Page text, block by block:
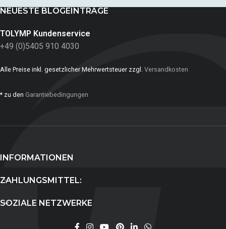
NEUESTE BLOGEINTRÄGE
TOLYMP Kundenservice
+49 (0)5405 910 4030
Alle Preise inkl. gesetzlicher Mehrwertsteuer zzgl. Versandkosten
* zu den Garantiebedingungen
INFORMATIONEN
ZAHLUNGSMITTEL:
SOZIALE NETZWERKE